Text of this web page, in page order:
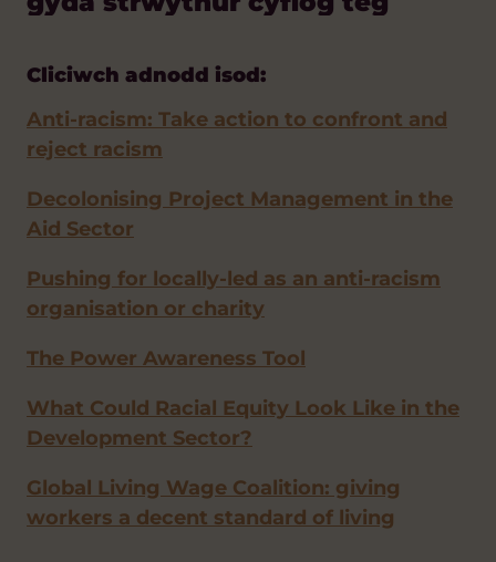
Cliciwch adnodd isod:
Anti-racism: Take action to confront and
reject racism
Decolonising Project Management in the
Aid Sector
Pushing for locally-led as an anti-racism
organisation or charity
The Power Awareness Tool
What Could Racial Equity Look Like in the
Development Sector?
Global Living Wage Coalition: giving
workers a decent standard of living